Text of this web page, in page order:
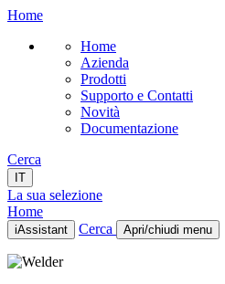
Home
Home
Azienda
Prodotti
Supporto e Contatti
Novità
Documentazione
Cerca
IT
La sua selezione
Home
iAssistant Cerca Apri/chiudi menu
Home